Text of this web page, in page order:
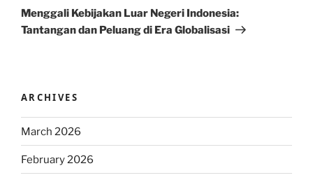
Post
Menggali Kebijakan Luar Negeri Indonesia:
Tantangan dan Peluang di Era Globalisasi
ARCHIVES
March 2026
February 2026